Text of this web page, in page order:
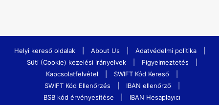
Helyi kereső oldalak About Us Adatvédelmi politika
Süti (Cookie) kezelési irányelvek
Figyelmeztetés
Kapcsolatfelvétel
SWIFT Kód Kereső
SWIFT Kód Ellenőrzés
IBAN ellenőrző
BSB kód érvényesítése
IBAN Hesaplayıcı